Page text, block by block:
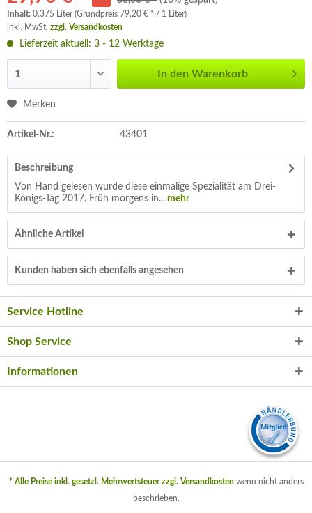
Inhalt: 0.375 Liter (Grundpreis 79,20 € * / 1 Liter)
inkl. MwSt. zzgl. Versandkosten
Lieferzeit aktuell: 3 - 12 Werktage
In den Warenkorb
Merken
Artikel-Nr.: 43401
Beschreibung
Von Hand gelesen wurde diese einmalige Spezialität am Drei-
Königs-Tag 2017. Früh morgens in... mehr
Ähnliche Artikel
Kunden haben sich ebenfalls angesehen
Service Hotline
Shop Service
Informationen
* Alle Preise inkl. gesetzl. Mehrwertsteuer zzgl. Versandkostenwenn nicht anders
beschrieben.